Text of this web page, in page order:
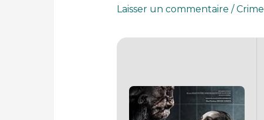
Laisser un commentaire /Crime